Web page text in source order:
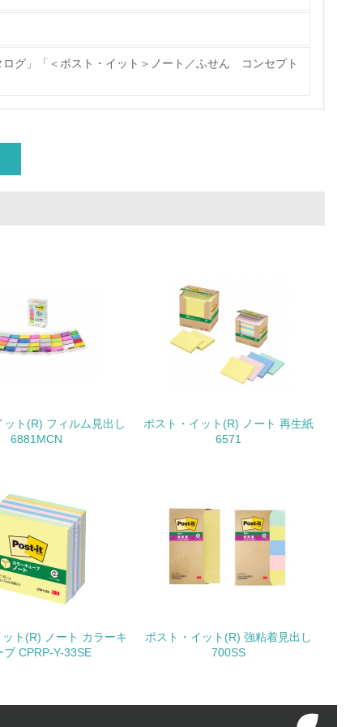
減目標や計画を立てている
植林、天然林保護、間伐＞、認証品の
チェック
ログ」「＜ポスト・イット＞ノート／ふせん コンセプト
ット(R) フィルム見出し
6881MCN
ポスト・イット(R) ノート 再生紙
6571
ト(R) ノート カラーキ
ブ CPRP-Y-33SE
ポスト・イット(R) 強粘着見出し
700SS